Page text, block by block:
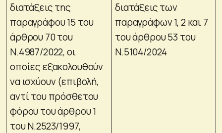
διατάξεις της
παραγράφου 15 του
άρθρου 70 του
Ν.4987/2022, οι
οποίες εξακολουθούν
να ισχύουν (επιβολή,
αντί του πρόσθετου
φόρου του άρθρου 1
του Ν.2523/1997,
διατάξεις των
παραγράφων 1, 2 και 7
του άρθρου 53 του
Ν.5104/2024